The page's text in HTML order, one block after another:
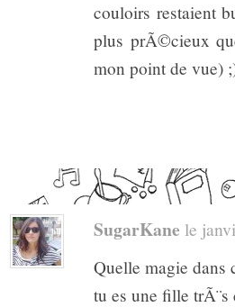
couloirs restaient
plus prÃ©cieux
mon point de vue)
SugarKane le
Quelle magie dans
tu es une fille trÃ¨s